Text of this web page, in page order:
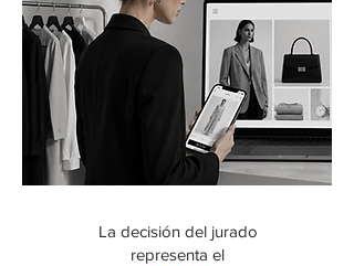
La decisión del jurado
representa el